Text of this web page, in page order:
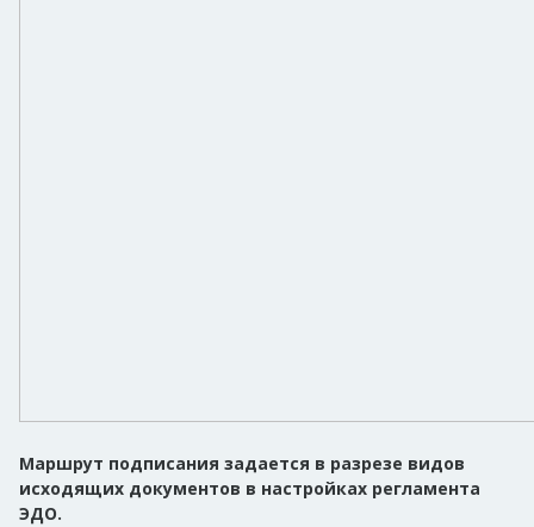
Маршрут подписания задается в разрезе видов
исходящих документов в настройках регламента
ЭДО.